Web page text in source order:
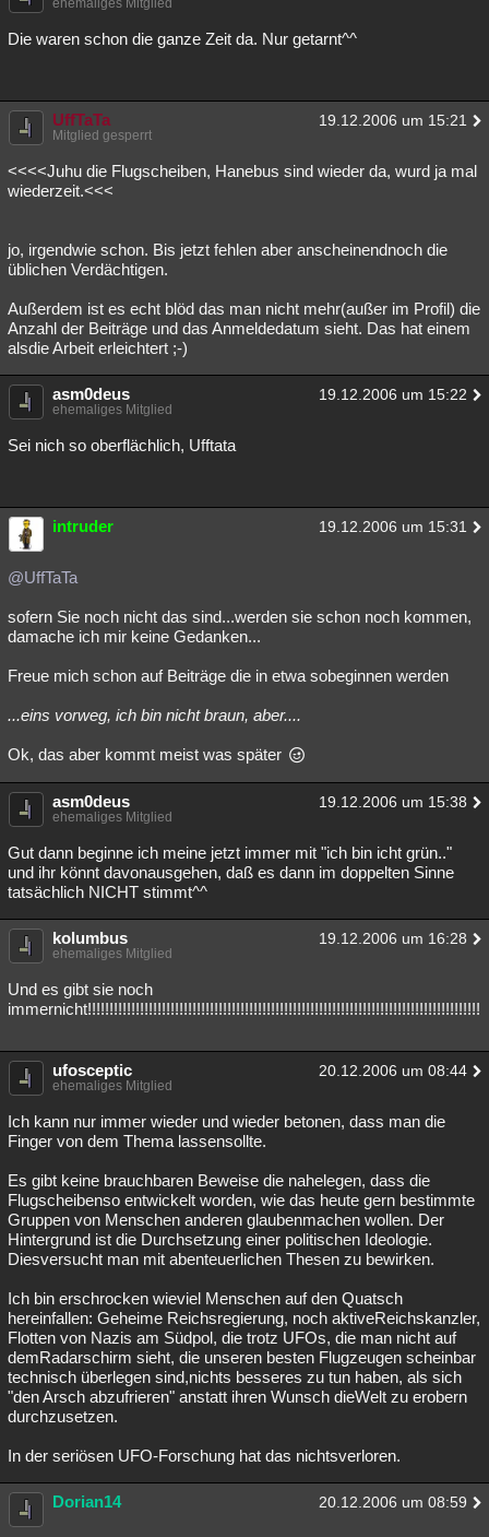
ehemaliges Mitglied
Die waren schon die ganze Zeit da. Nur getarnt^^
UffTaTa 19.12.2006 um 15:21
Mitglied gesperrt
<<<<Juhu die Flugscheiben, Hanebus sind wieder da, wurd ja mal
wiederzeit.<<<
jo, irgendwie schon. Bis jetzt fehlen aber anscheinendnoch die
üblichen Verdächtigen.
Außerdem ist es echt blöd das man nicht mehr(außer im Profil) die
Anzahl der Beiträge und das Anmeldedatum sieht. Das hat einem
alsdie Arbeit erleichtert ;-)
asm0deus 19.12.2006 um 15:22
ehemaliges Mitglied
Sei nich so oberflächlich, Ufftata
intruder 19.12.2006 um 15:31
@UffTaTa
sofern Sie noch nicht das sind...werden sie schon noch kommen,
damache ich mir keine Gedanken...
Freue mich schon auf Beiträge die in etwa sobeginnen werden
...eins vorweg, ich bin nicht braun, aber....
Ok, das aber kommt meist was später
asm0deus 19.12.2006 um 15:38
ehemaliges Mitglied
Gut dann beginne ich meine jetzt immer mit "ich bin icht grün.."
und ihr könnt davonausgehen, daß es dann im doppelten Sinne
tatsächlich NICHT stimmt^^
kolumbus 19.12.2006 um 16:28
ehemaliges Mitglied
Und es gibt sie noch
immernicht!!!!!!!!!!!!!!!!!!!!!!!!!!!!!!!!!!!!!!!!!!!!!!!!!!!!!!!!!!!!!!!!!!!!!!!!!!!!!!!!!!!!!!!!!!
ufosceptic 20.12.2006 um 08:44
ehemaliges Mitglied
Ich kann nur immer wieder und wieder betonen, dass man die
Finger von dem Thema lassensollte.
Es gibt keine brauchbaren Beweise die nahelegen, dass die
Flugscheibenso entwickelt worden, wie das heute gern bestimmte
Gruppen von Menschen anderen glaubenmachen wollen. Der
Hintergrund ist die Durchsetzung einer politischen Ideologie.
Diesversucht man mit abenteuerlichen Thesen zu bewirken.
Ich bin erschrocken wieviel Menschen auf den Quatsch
hereinfallen: Geheime Reichsregierung, noch aktiveReichskanzler,
Flotten von Nazis am Südpol, die trotz UFOs, die man nicht auf
demRadarschirm sieht, die unseren besten Flugzeugen scheinbar
technisch überlegen sind,nichts besseres zu tun haben, als sich
"den Arsch abzufrieren" anstatt ihren Wunsch dieWelt zu erobern
durchzusetzen.
In der seriösen UFO-Forschung hat das nichtsverloren.
Dorian14 20.12.2006 um 08:59